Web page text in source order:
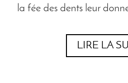
la fée des dents leur
LIRE LA